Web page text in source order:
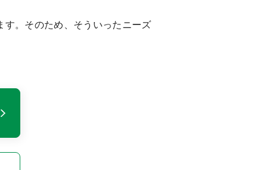
。そのため、そういったニーズ